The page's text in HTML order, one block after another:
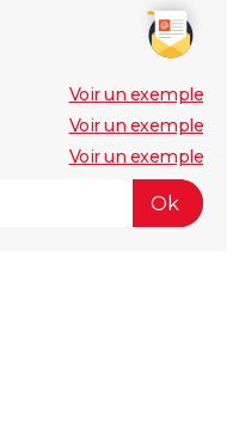
Voir un exemple
Voir un exemple
Voir un exemple